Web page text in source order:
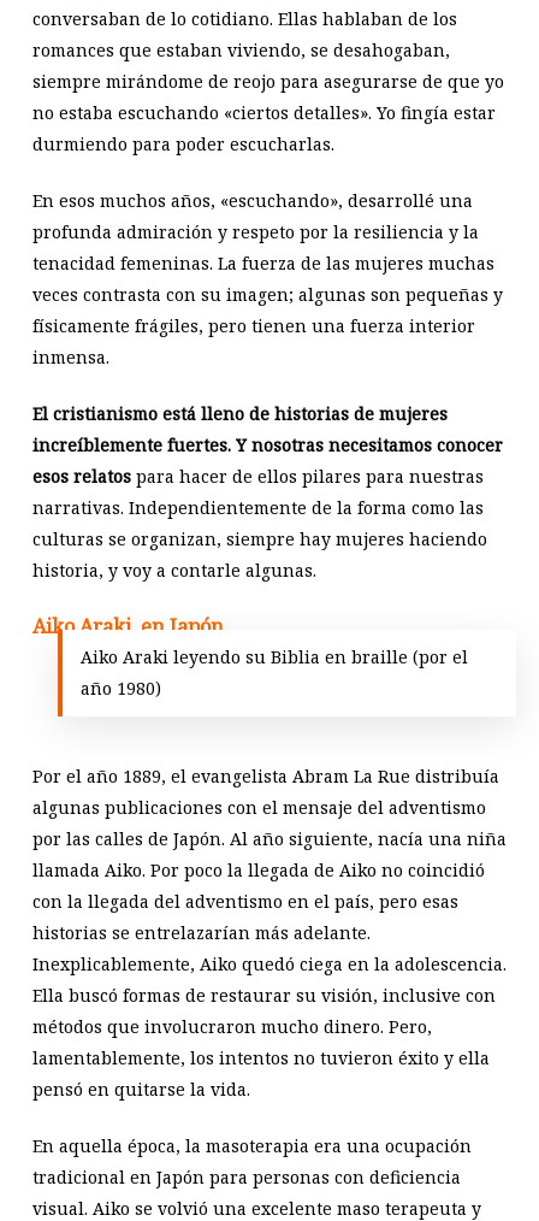
conversaban de lo cotidiano. Ellas hablaban de los
romances que estaban viviendo, se desahogaban,
siempre mirándome de reojo para asegurarse de que yo
no estaba escuchando «ciertos detalles». Yo fingía estar
durmiendo para poder escucharlas.
En esos muchos años, «escuchando», desarrollé una
profunda admiración y respeto por la resiliencia y la
tenacidad femeninas. La fuerza de las mujeres muchas
veces contrasta con su imagen; algunas son pequeñas y
físicamente frágiles, pero tienen una fuerza interior
inmensa.
El cristianismo está lleno de historias de mujeres
increíblemente fuertes. Y nosotras necesitamos conocer
esos relatospara hacer de ellos pilares para nuestras
narrativas. Independientemente de la forma como las
culturas se organizan, siempre hay mujeres haciendo
historia, y voy a contarle algunas.
Aiko Araki, en Japón
Aiko Araki leyendo su Biblia en braille (por el
año 1980)
Por el año 1889, el evangelista Abram La Rue distribuía
algunas publicaciones con el mensaje del adventismo
por las calles de Japón. Al año siguiente, nacía una niña
llamada Aiko. Por poco la llegada de Aiko no coincidió
con la llegada del adventismo en el país, pero esas
historias se entrelazarían más adelante.
Inexplicablemente, Aiko quedó ciega en la adolescencia.
Ella buscó formas de restaurar su visión, inclusive con
métodos que involucraron mucho dinero. Pero,
lamentablemente, los intentos no tuvieron éxito y ella
pensó en quitarse la vida.
En aquella época, la masoterapia era una ocupación
tradicional en Japón para personas con deficiencia
visual. Aiko se volvió una excelente maso terapeuta y